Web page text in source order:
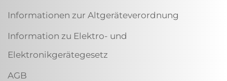
Informationen zur Altgeräteverordnung
Information zu Elektro- und
Elektronikgerätegesetz
AGB